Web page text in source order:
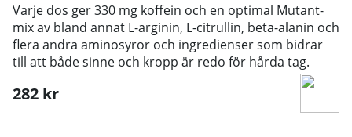
Varje dos ger 330 mg koffein och en optimal Mutant-
mix av bland annat L-arginin, L-citrullin, beta-alanin och
flera andra aminosyror och ingredienser som bidrar
till att både sinne och kropp är redo för hårda tag.
282 kr